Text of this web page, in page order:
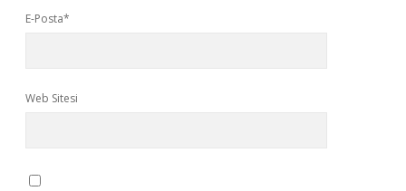
E-Posta*
Web Sitesi